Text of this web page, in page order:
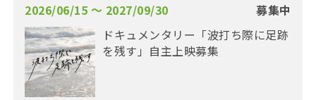
2026/06/15 〜 2027/09/30
募集中
ドキュメンタリー「波打ち際に足跡
を残す」自主上映募集